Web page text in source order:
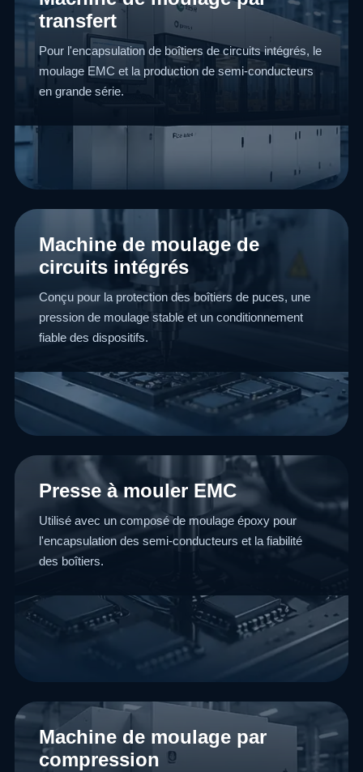
transfert
Pour l'encapsulation de boîtiers de circuits intégrés, le
moulage EMC et la production de semi-conducteurs
en grande série.
Machine de moulage de
circuits intégrés
Conçu pour la protection des boîtiers de puces, une
pression de moulage stable et un conditionnement
fiable des dispositifs.
Presse à mouler EMC
Utilisé avec un composé de moulage époxy pour
l'encapsulation des semi-conducteurs et la fiabilité
des boîtiers.
Machine de moulage par
compression